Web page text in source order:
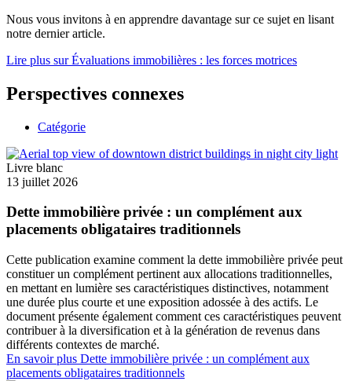
Nous vous invitons à en apprendre davantage sur ce sujet en lisant
notre dernier article.
Lire plus sur Évaluations immobilières : les forces motrices
Perspectives connexes
Catégorie
Livre blanc
13 juillet 2026
Dette immobilière privée : un complément aux
placements obligataires traditionnels
Cette publication examine comment la dette immobilière privée peut
constituer un complément pertinent aux allocations traditionnelles,
en mettant en lumière ses caractéristiques distinctives, notamment
une durée plus courte et une exposition adossée à des actifs. Le
document présente également comment ces caractéristiques peuvent
contribuer à la diversification et à la génération de revenus dans
différents contextes de marché.
En savoir plus Dette immobilière privée : un complément aux
placements obligataires traditionnels